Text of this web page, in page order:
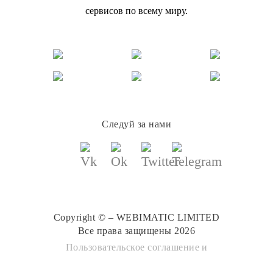
сервисов по всему миру.
Следуй за нами
Copyright © – WEBIMATIC LIMITED
Все права защищены 2026
Пользовательское соглашение и